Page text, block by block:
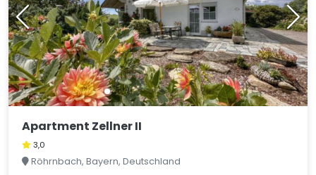
Apartment Zellner II
3,0
Röhrnbach, Bayern, Deutschland